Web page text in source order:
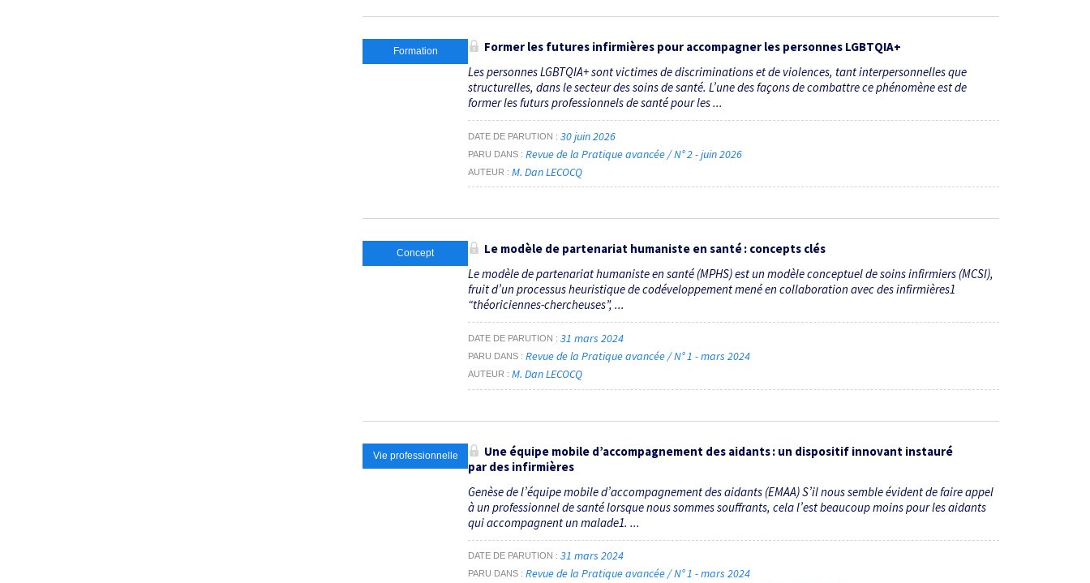
Formation
Former les futures infirmières pour accompagner les personnes LGBTQIA+
Les personnes LGBTQIA+ sont victimes de discriminations et de violences, tant inter­personnelles que
structurelles, dans le secteur des soins de santé. L’une des façons de combattre ce phénomène est de
former les futurs professionnels de santé pour les ...
DATE DE PARUTION 30 juin 2026
PARU DANS Revue de la Pratique avancée / N° 2 - juin 2026
AUTEUR M. Dan LECOCQ
Concept
Le modèle de partenariat humaniste en santé : concepts clés
Le modèle de partenariat humaniste en santé (MPHS) est un modèle conceptuel de soins infirmiers (MCSI),
fruit d’un processus heuristique de codéveloppement mené en collaboration avec des infirmières1
“théoriciennes-chercheuses”, ...
DATE DE PARUTION 31 mars 2024
PARU DANS Revue de la Pratique avancée / N° 1 - mars 2024
AUTEUR M. Dan LECOCQ
Vie professionnelle
Une équipe mobile d’accompa­gnement des aidants : un dispositif innovant instauré
par des infirmières
Genèse de l’équipe mobile d’accompagnement des aidants (EMAA) S’il nous semble évident de faire appel
à un professionnel de santé lorsque nous sommes souffrants, cela l’est beaucoup moins pour les aidants
qui accompagnent un malade1. ...
DATE DE PARUTION 31 mars 2024
PARU DANS Revue de la Pratique avancée / N° 1 - mars 2024